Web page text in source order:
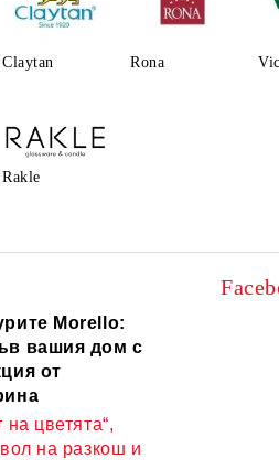
Claytаn Rona
Rakle
Morello:
вашия дом с
от
цветята“,
на разкош и